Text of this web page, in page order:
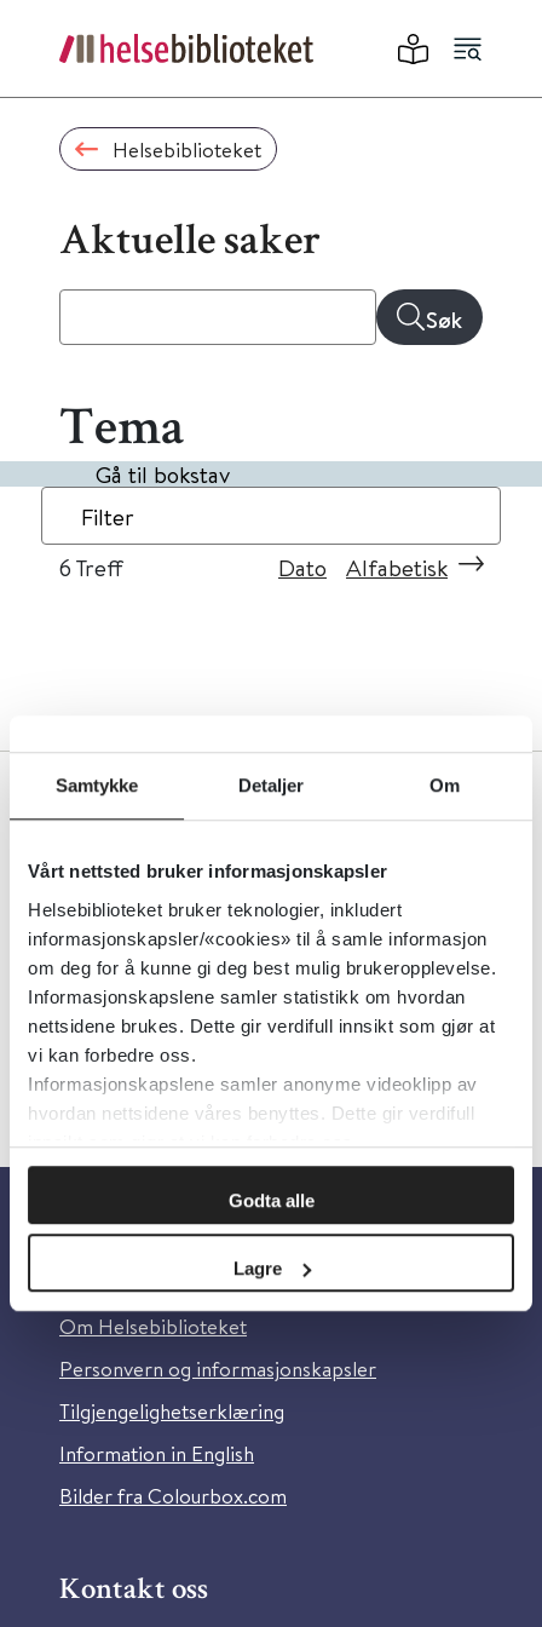
Samtykke Detaljer Om
Vårt nettsted bruker informasjonskapsler
Helsebiblioteket bruker teknologier, inkludert
informasjonskapsler/«cookies» til å samle informasjon
om deg for å kunne gi deg best mulig brukeropplevelse.
Informasjonskapslene samler statistikk om hvordan
nettsidene brukes. Dette gir verdifull innsikt som gjør at
vi kan forbedre oss.
Informasjonskapslene samler anonyme videoklipp av
hvordan nettsidene våres benyttes. Dette gir verdifull
innsikt som gjør at vi kan forbedre oss.
Godta alle
Lagre
Helsebiblioteket
Aktuelle saker
Søk
Tema
Gå til bokstav
Filter
6 Treff Dato Alfabetisk
Kim Kristoffer Dysthe
Redaktør
Ta kontakt
Om Helsebiblioteket
Personvern og informasjonskapsler
Tilgjengelighetserklæring
Information in English
Bilder fra Colourbox.com
Kontakt oss